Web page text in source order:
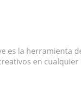
es la
en